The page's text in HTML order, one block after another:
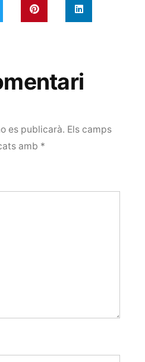
es publicarà. Els camps
amb *